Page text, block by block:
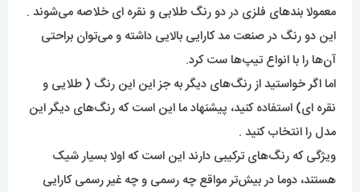
معمولا بند‌های فلزی در دو رنگ طلابی و نقره ای خلاصه می‌شوند .
این دو رنگ در صنعت مد کارایی بالایی داشته و می‌توان براحتی
آن‌ها را با انواع تیپ‌ها ست کرد.
اما اگر خواستید از رنگ‌های دیگر به جز این این رنگ ( طلایی و
نقره ای) استفاده کنید، پیشنهاد ما این است که رنگ‌های‌ دیگر این
مدل را انتخاب کنید .
ویژگی که رنگ‌های‌ ترکیبی دارند این است که اولا بسیار شیک
هستند، دوما در بیش‌تر مواقع چه رسمی و چه غیر رسمی کارایی